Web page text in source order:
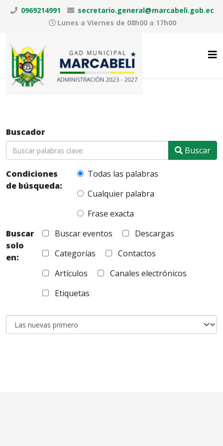
0969214991
secretario.general@marcabeli.gob.ec
Lunes a Viernes de 08h00 a 17h00
Buscador
Buscar
Condiciones
de búsqueda:
Todas las palabras
Cualquier palabra
Frase exacta
Buscar
solo
en:
Buscar eventos
Descargas
Categorías
Contactos
Artículos
Canales electrónicos
Etiquetas